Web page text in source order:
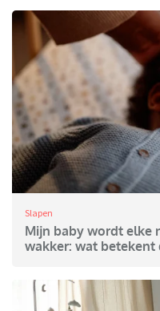
Slapen
Mijn baby wordt elke
wakker: wat betekent